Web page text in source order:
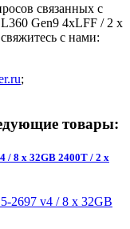
связанных с
Gen9 4xLFF / 2 x
с нами:
;
товары:
/ 8 x 32GB 2400T / 2 x